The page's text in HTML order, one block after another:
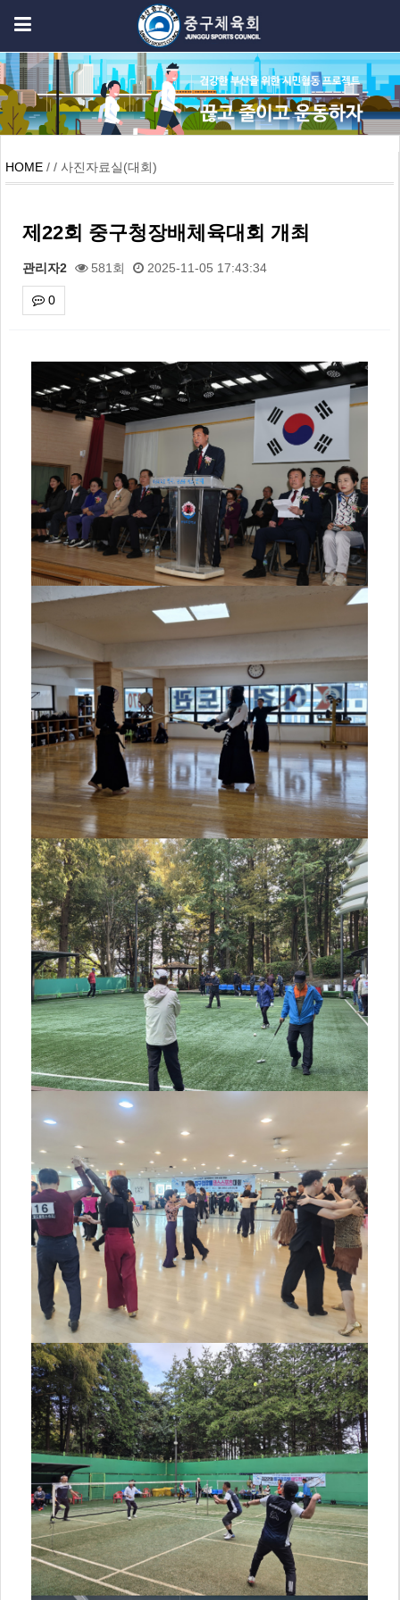
HOME / / 사진자료실(대회)
제22회 중구청장배체육대회 개최
관리자2 581회 2025-11-05 17:43:34
0